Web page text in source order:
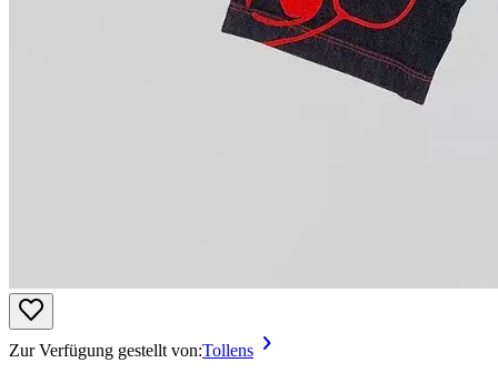
Zur Verfügung gestellt von:Tollens